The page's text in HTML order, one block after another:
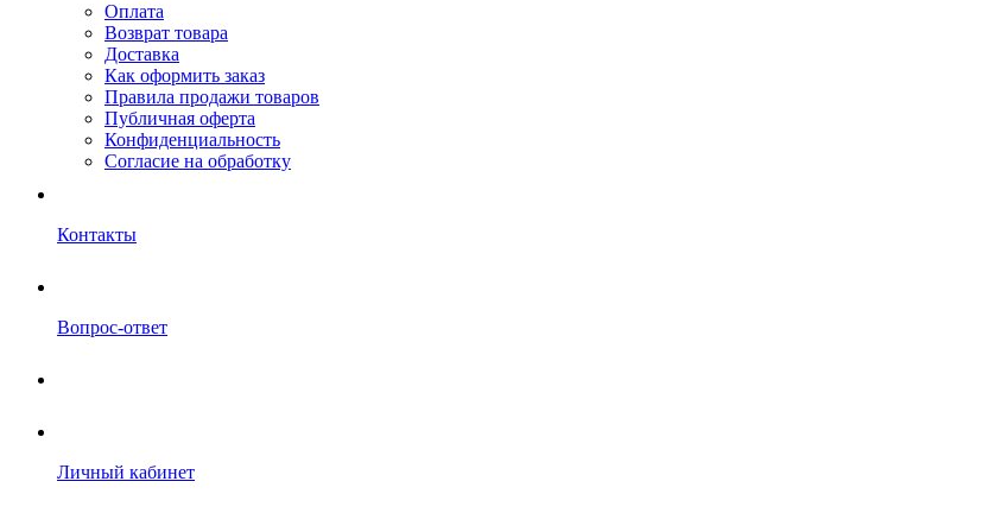
Оплата
Возврат товара
Доставка
Как оформить заказ
Правила продажи товаров
Публичная оферта
Конфиденциальность
Согласие на обработку
Контакты
Вопрос-ответ
Личный кабинет